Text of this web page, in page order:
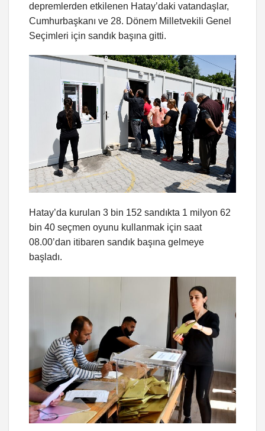
depremlerden etkilenen Hatay’daki vatandaşlar,
Cumhurbaşkanı ve 28. Dönem Milletvekili Genel
Seçimleri için sandık başına gitti.
Hatay’da kurulan 3 bin 152 sandıkta 1 milyon 62
bin 40 seçmen oyunu kullanmak için saat
08.00’dan itibaren sandık başına gelmeye
başladı.